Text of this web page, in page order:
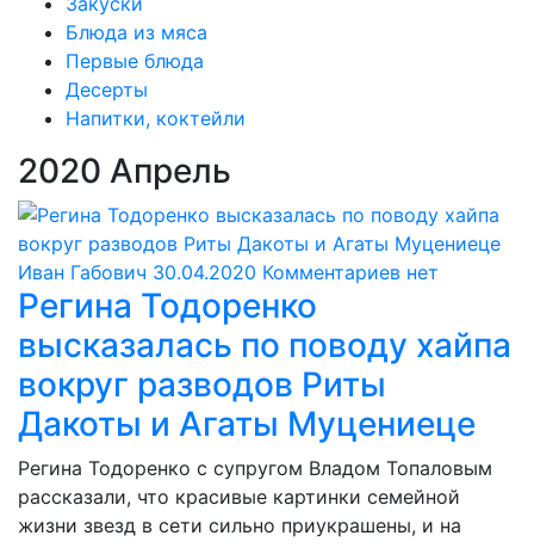
Блюда из мяса
Первые блюда
Десерты
Напитки, коктейли
2020 Апрель
Иван Габович 30.04.2020 Комментариев нет
Регина Тодоренко
высказалась по поводу хайпа
вокруг разводов Риты
Дакоты и Агаты Муцениеце
Регина Тодоренко с супругом Владом Топаловым
рассказали, что красивые картинки семейной
жизни звезд в сети сильно приукрашены, и на